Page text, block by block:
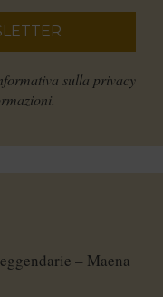
sulla privacy
– Maena